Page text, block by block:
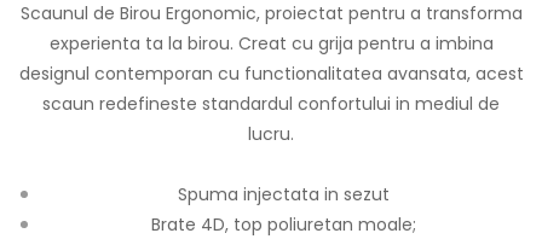
Scaunul de Birou Ergonomic, proiectat pentru a transforma
experienta ta la birou. Creat cu grija pentru a imbina
designul contemporan cu functionalitatea avansata, acest
scaun redefineste standardul confortului in mediul de
lucru.
Spuma injectata in sezut
Brate 4D, top poliuretan moale;